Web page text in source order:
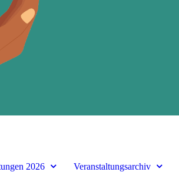
2026 Veranstaltungsarchiv